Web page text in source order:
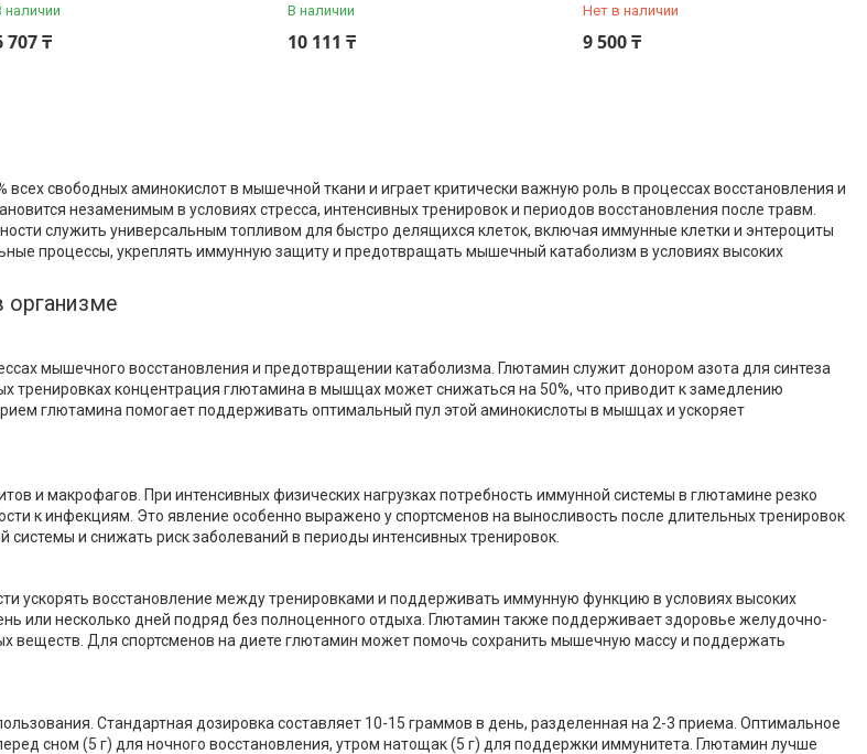
наличии
707 ₸
В наличии
10 111 ₸
Нет в наличии
9 500 ₸
+7 (777) 888-88-42
свободных аминокислот в мышечной ткани и играет критически важную роль в процессах восстановления и
незаменимым в условиях стресса, интенсивных тренировок и периодов восстановления после травм.
служить универсальным топливом для быстро делящихся клеток, включая иммунные клетки и энтероциты
процессы, укреплять иммунную защиту и предотвращать мышечный катаболизм в условиях высоких
организме
мышечного восстановления и предотвращении катаболизма. Глютамин служит донором азота для синтеза
тренировках концентрация глютамина в мышцах может снижаться на 50%, что приводит к замедлению
глютамина помогает поддерживать оптимальный пул этой аминокислоты в мышцах и ускоряет
и макрофагов. При интенсивных физических нагрузках потребность иммунной системы в глютамине резко
к инфекциям. Это явление особенно выражено у спортсменов на выносливость после длительных тренировок
и снижать риск заболеваний в периоды интенсивных тренировок.
ускорять восстановление между тренировками и поддерживать иммунную функцию в условиях высоких
или несколько дней подряд без полноценного отдыха. Глютамин также поддерживает здоровье желудочно-
веществ. Для спортсменов на диете глютамин может помочь сохранить мышечную массу и поддержать
Стандартная дозировка составляет 10-15 граммов в день, разделенная на 2-3 приема. Оптимальное
сном (5 г) для ночного восстановления, утром натощак (5 г) для поддержки иммунитета. Глютамин лучше